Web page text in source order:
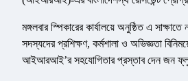
মঙ্গলবার স্পিকারের কার্যালয়ে অনুষ্ঠিত এ
সদস্যদের প্রশিক্ষণ, কর্মশালা ও অভিজ্ঞতা
আইআরআই’র সহযোগিতার প্রস্তাব দেন জন